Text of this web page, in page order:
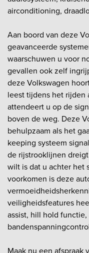
airconditioning,
Aan boord van deze
geavanceerde
waarschuwen u voor
gevallen ook zelf
deze Volkswagen
leest tijdens het rijden
attendeert u op de
boven de weg. Deze
behulpzaam als het
keeping systeem
de rijstrooklijnen
wilt is dat u achter het
voorkomen is deze
veiligheidsfeatures
assist, hill hold